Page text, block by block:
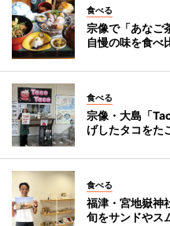
食べる
宗像で「あな
自慢の味を食べ
食べる
宗像・大島「
げしたタコをた
食べる
福津・宮地嶽
旬をサンドやス